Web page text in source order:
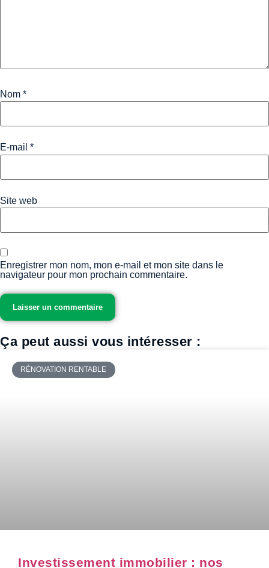
Nom *
E-mail *
Site web
Enregistrer mon nom, mon e-mail et mon site dans le
navigateur pour mon prochain commentaire.
Ça peut aussi vous intéresser :
RÉNOVATION RENTABLE
Investissement immobilier : nos